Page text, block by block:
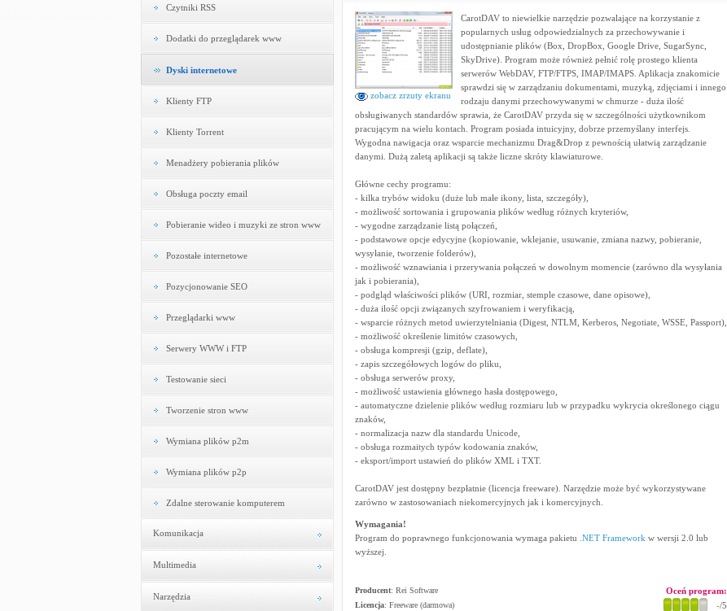
Czytniki RSS
Dodatki do przeglądarek www
Dyski internetowe
Klienty FTP
Klienty Torrent
Menadżery pobierania plików
Obsługa poczty email
Pobieranie wideo i muzyki ze stron www
Pozostałe internetowe
Pozycjonowanie SEO
Przeglądarki www
Serwery WWW i FTP
Testowanie sieci
Tworzenie stron www
Wymiana plików p2m
Wymiana plików p2p
Zdalne sterowanie komputerem
Komunikacja
Multimedia
Narzędzia
zobacz zrzuty ekranu
CarotDAV to niewielkie narzędzie pozwalające na korzystanie z
popularnych usług odpowiedzialnych za przechowywanie i
udostępnianie plików (Box, DropBox, Google Drive, SugarSync,
SkyDrive). Program może również pełnić rolę prostego klienta
serwerów WebDAV, FTP/FTPS, IMAP/IMAPS. Aplikacja znakomicie
sprawdzi się w zarządzaniu dokumentami, muzyką, zdjęciami i innego
rodzaju danymi przechowywanymi w chmurze - duża ilość
obsługiwanych standardów sprawia, że CarotDAV przyda się w szczególności użytkownikom
pracującym na wielu kontach. Program posiada intuicyjny, dobrze przemyślany interfejs.
Wygodna nawigacja oraz wsparcie mechanizmu Drag&Drop z pewnością ułatwią zarządzanie
danymi. Dużą zaletą aplikacji są także liczne skróty klawiaturowe.
Główne cechy programu:
- kilka trybów widoku (duże lub małe ikony, lista, szczegóły),
- możliwość sortowania i grupowania plików według różnych kryteriów,
- wygodne zarządzanie listą połączeń,
- podstawowe opcje edycyjne (kopiowanie, wklejanie, usuwanie, zmiana nazwy, pobieranie,
wysyłanie, tworzenie folderów),
- możliwość wznawiania i przerywania połączeń w dowolnym momencie (zarówno dla wysyłania
jak i pobierania),
- podgląd właściwości plików (URI, rozmiar, stemple czasowe, dane opisowe),
- duża ilość opcji związanych szyfrowaniem i weryfikacją,
- wsparcie różnych metod uwierzytelniania (Digest, NTLM, Kerberos, Negotiate, WSSE, Passport),
- możliwość określenie limitów czasowych,
- obsługa kompresji (gzip, deflate),
- zapis szczegółowych logów do pliku,
- obsługa serwerów proxy,
- możliwość ustawienia głównego hasła dostępowego,
- automatyczne dzielenie plików według rozmiaru lub w przypadku wykrycia określonego ciągu
znaków,
- normalizacja nazw dla standardu Unicode,
- obsługa rozmaitych typów kodowania znaków,
- eksport/import ustawień do plików XML i TXT.
CarotDAV jest dostępny bezpłatnie (licencja freeware). Narzędzie może być wykorzystywane
zarówno w zastosowaniach niekomercyjnych jak i komercyjnych.
Wymagania!
Program do poprawnego funkcjonowania wymaga pakietu .NET Framework w wersji 2.0 lub
wyższej.
Producent: Rei Software
Licencja: Freeware (darmowa)
Oceń program:
-/5